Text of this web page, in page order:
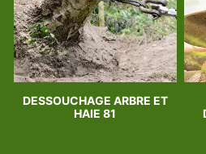
DESSOUCHAGE ARBRE ET
HAIE 81